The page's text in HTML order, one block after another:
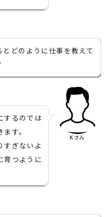
どのように仕事を教えて
するのでは
す。
すぎないよ
育つように
Kさん